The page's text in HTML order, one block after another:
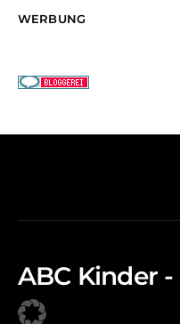
WERBUNG
ABC Kinder